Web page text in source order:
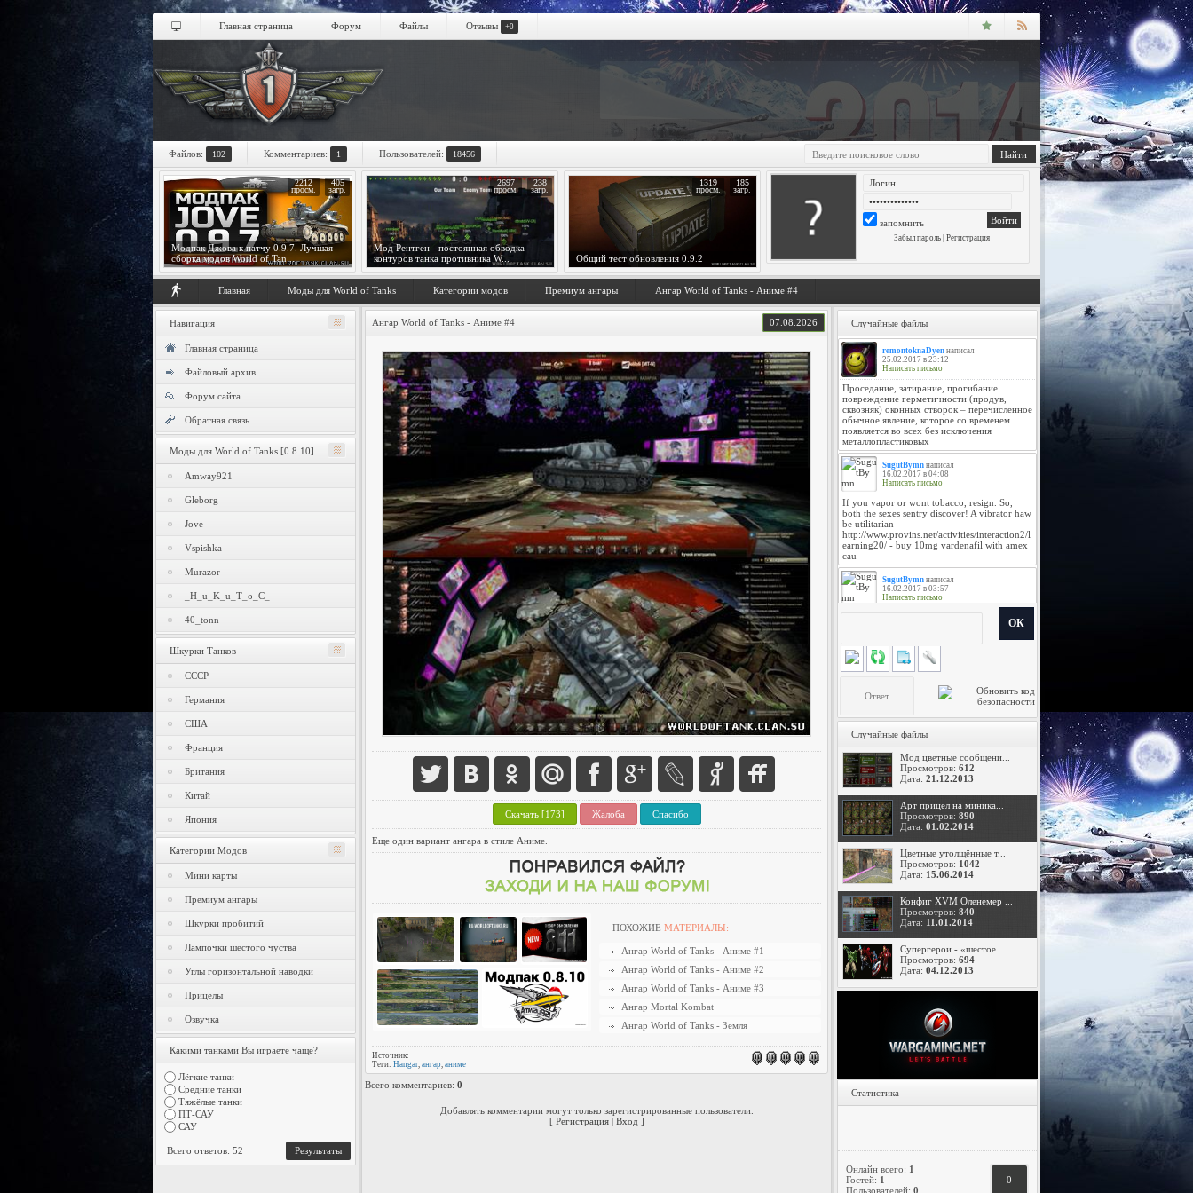
Главная страница Форум Файлы Отзывы +0
Файлов: 102 Комментариев: 1 Пользователей: 18456
2212
просм.
405
загр.
Модпак Джова к патчу 0.9.7. Лучшая
сборка модов World of Tan...
2697
просм.
238
загр.
Мод Рентген - постоянная обводка
контуров танка противника W...
1319
просм.
185
загр.
Общий тест обновления 0.9.2
запомнить
Забыл пароль Регистрация
Главная Моды для World of Tanks Категории модов Премиум ангары Ангар World of Tanks - Аниме #4
Навигация
Главная страница
Файловый архив
Форум сайта
Обратная связь
Моды для World of Tanks [0.8.10]
Amway921
Gleborg
Jove
Vspishka
Murazor
_H_u_K_u_T_o_C_
40_tonn
Шкурки Танков
СССР
Германия
США
Франция
Британия
Китай
Япония
Категории Модов
Мини карты
Премиум ангары
Шкурки пробитий
Лампочки шестого чуства
Углы горизонтальной наводки
Прицелы
Озвучка
Какими танками Вы играете чаще?
Лёгкие танки
Средние танки
Тяжёлые танки
ПТ-САУ
САУ
Всего ответов: 52 Результаты
Ангар World of Tanks - Аниме #4 07.08.2026
Скачать [173] Жалоба Спасибо
Еще один вариант ангара в стиле Аниме.
ПОХОЖИЕ МАТЕРИАЛЫ:
Ангар World of Tanks - Аниме #1
Ангар World of Tanks - Аниме #2
Ангар World of Tanks - Аниме #3
Ангар Mortal Kombat
Ангар World of Tanks - Земля
Источник:
Теги: Hangar, ангар, аниме
Всего комментариев: 0
Добавлять комментарии могут только зарегистрированные пользователи.
[ Регистрация| Вход ]
Случайные файлы
ОК
Случайные файлы
Мод цветные сообщени...
Просмотров: 612
Дата: 21.12.2013
Арт прицел на миника...
Просмотров: 890
Дата: 01.02.2014
Цветные утолщённые т...
Просмотров: 1042
Дата: 15.06.2014
Конфиг XVM Оленемер ...
Просмотров: 840
Дата: 11.01.2014
Супергерои - «шестое...
Просмотров: 694
Дата: 04.12.2013
Статистика
Онлайн всего: 1
Гостей: 1
Пользователей: 0
0